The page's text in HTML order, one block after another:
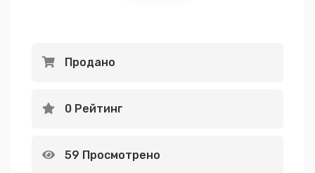
Продано
0 Рейтинг
59 Просмотрено